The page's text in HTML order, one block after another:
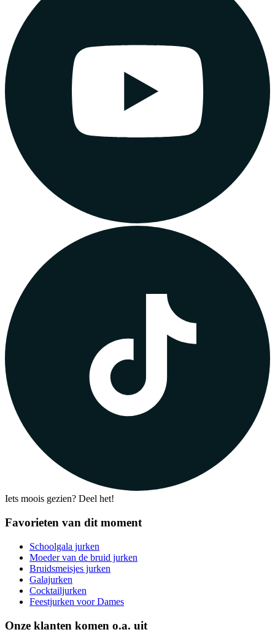
Iets moois gezien? Deel het!
Favorieten van dit moment
Schoolgala jurken
Moeder van de bruid jurken
Bruidsmeisjes jurken
Galajurken
Cocktailjurken
Feestjurken voor Dames
Onze klanten komen o.a. uit